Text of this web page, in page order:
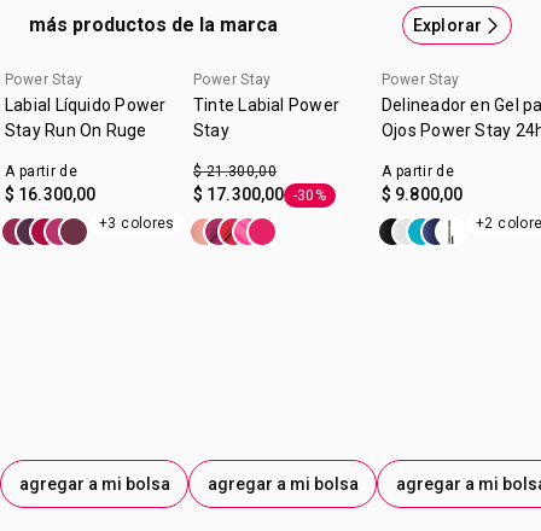
mejor? 16 horas de duración ¡sin retoques! Beneficios:
Acabado mate. Alta cobertura. A prueba de agua y súper
para quedarse. ¿Qué esperás para sumarlo a tu look? No
vas a querer dejar de usarlo nunca.
más productos de la marca Explorar
Power Stay
Labial Líquido Power
Stay Run On Ruge
A partir de
$ 16.300,00
+3 colores
agregar a mi bolsa
Power Stay
Tinte Labial Power
Stay
$ 21.300,00
$ 17.300,00 Etiqueta -30%
-30%
agregar a mi bolsa
Power Stay
Delineador en Gel
Ojos Power Stay
A partir de
$ 9.800,00
+2
agregar a mi